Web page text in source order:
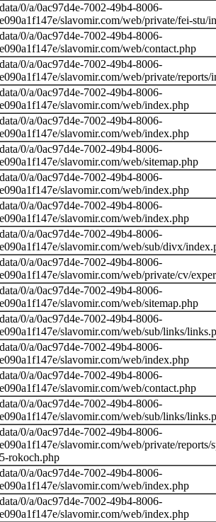
0/a/0ac97d4e-7002-49b4-8006-
slavomir.com/web/private/fei-stu/
0/a/0ac97d4e-7002-49b4-8006-
slavomir.com/web/contact.php
0/a/0ac97d4e-7002-49b4-8006-
slavomir.com/web/private/reports/
0/a/0ac97d4e-7002-49b4-8006-
slavomir.com/web/index.php
0/a/0ac97d4e-7002-49b4-8006-
slavomir.com/web/index.php
0/a/0ac97d4e-7002-49b4-8006-
slavomir.com/web/sitemap.php
0/a/0ac97d4e-7002-49b4-8006-
slavomir.com/web/index.php
0/a/0ac97d4e-7002-49b4-8006-
slavomir.com/web/index.php
0/a/0ac97d4e-7002-49b4-8006-
slavomir.com/web/sub/divx/
0/a/0ac97d4e-7002-49b4-8006-
slavomir.com/web/private/cv/
0/a/0ac97d4e-7002-49b4-8006-
slavomir.com/web/sitemap.php
0/a/0ac97d4e-7002-49b4-8006-
slavomir.com/web/sub/links/
0/a/0ac97d4e-7002-49b4-8006-
slavomir.com/web/index.php
0/a/0ac97d4e-7002-49b4-8006-
slavomir.com/web/contact.php
0/a/0ac97d4e-7002-49b4-8006-
slavomir.com/web/sub/links/
0/a/0ac97d4e-7002-49b4-8006-
slavomir.com/web/private/reports/
rokoch.php
0/a/0ac97d4e-7002-49b4-8006-
slavomir.com/web/index.php
0/a/0ac97d4e-7002-49b4-8006-
slavomir.com/web/index.php